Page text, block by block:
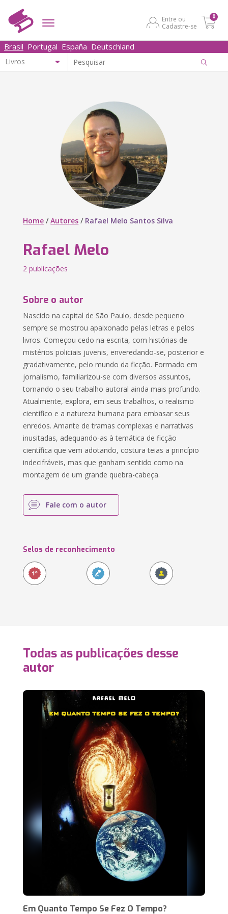
Entre ou
Cadastre-se
0
Brasil Portugal España Deutschland
Home /Autores / Rafael Melo Santos Silva
Rafael Melo
2 publicações
Sobre o autor
Nascido na capital de São Paulo, desde pequeno
sempre se mostrou apaixonado pelas letras e pelos
livros. Começou cedo na escrita, com histórias de
mistérios policiais juvenis, enveredando-se, posterior e
gradativamente, pelo mundo da ficção. Formado em
jornalismo, familiarizou-se com diversos assuntos,
tornando o seu trabalho autoral ainda mais profundo.
Atualmente, explora, em seus trabalhos, o realismo
científico e a natureza humana para embasar seus
enredos. Amante de tramas complexas e narrativas
inusitadas, adequando-as à temática de ficção
científica que vem adotando, costura teias a princípio
indecifráveis, mas que ganham sentido como na
montagem de um grande quebra-cabeça.
Fale com o autor
Selos de reconhecimento
Todas as publicações desse
autor
Em Quanto Tempo Se Fez O Tempo?